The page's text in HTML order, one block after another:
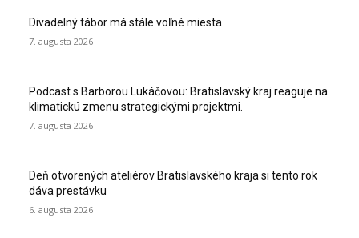
Divadelný tábor má stále voľné miesta
7. augusta 2026
Podcast s Barborou Lukáčovou: Bratislavský kraj reaguje na
klimatickú zmenu strategickými projektmi.
7. augusta 2026
Deň otvorených ateliérov Bratislavského kraja si tento rok
dáva prestávku
6. augusta 2026